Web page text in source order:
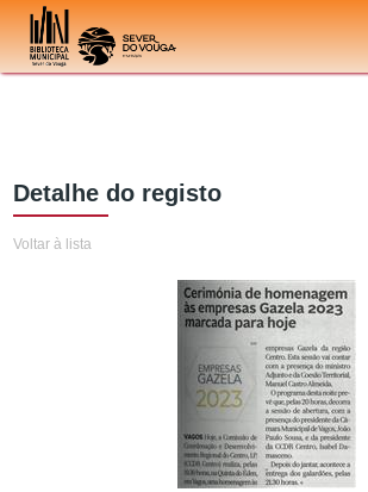
Ir para o conteúdo
Detalhe do registo
Voltar à lista